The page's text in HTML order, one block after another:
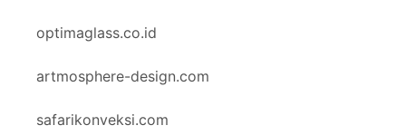
optimaglass.co.id
artmosphere-design.com
safarikonveksi.com